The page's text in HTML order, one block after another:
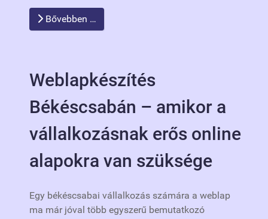
Bővebben …
Weblapkészítés
Békéscsabán – amikor a
vállalkozásnak erős online
alapokra van szüksége
Egy békéscsabai vállalkozás számára a weblap
ma már jóval több egyszerű bemutatkozó